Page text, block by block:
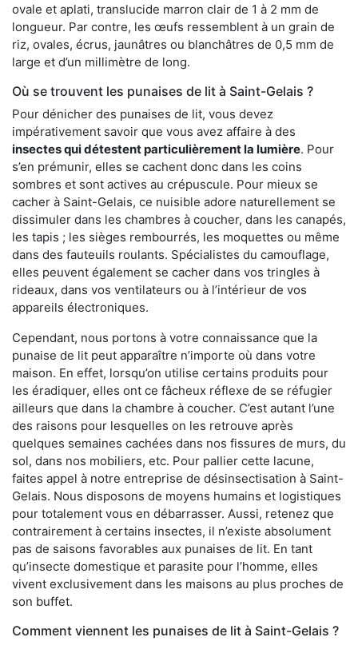
ovale et aplati, translucide marron clair de 1 à 2 mm de
longueur. Par contre, les œufs ressemblent à un grain de
riz, ovales, écrus, jaunâtres ou blanchâtres de 0,5 mm de
large et d’un millimètre de long.
Où se trouvent les punaises de lit à Saint-Gelais ?
Pour dénicher des punaises de lit, vous devez
impérativement savoir que vous avez affaire à des
insectes qui détestent particulièrement la lumière. Pour
s’en prémunir, elles se cachent donc dans les coins
sombres et sont actives au crépuscule. Pour mieux se
cacher à Saint-Gelais, ce nuisible adore naturellement se
dissimuler dans les chambres à coucher, dans les canapés,
les tapis ; les sièges rembourrés, les moquettes ou même
dans des fauteuils roulants. Spécialistes du camouflage,
elles peuvent également se cacher dans vos tringles à
rideaux, dans vos ventilateurs ou à l’intérieur de vos
appareils électroniques.
Cependant, nous portons à votre connaissance que la
punaise de lit peut apparaître n’importe où dans votre
maison. En effet, lorsqu’on utilise certains produits pour
les éradiquer, elles ont ce fâcheux réflexe de se réfugier
ailleurs que dans la chambre à coucher. C’est autant l’une
des raisons pour lesquelles on les retrouve après
quelques semaines cachées dans nos fissures de murs, du
sol, dans nos mobiliers, etc. Pour pallier cette lacune,
faites appel à notre entreprise de désinsectisation à Saint-
Gelais. Nous disposons de moyens humains et logistiques
pour totalement vous en débarrasser. Aussi, retenez que
contrairement à certains insectes, il n’existe absolument
pas de saisons favorables aux punaises de lit. En tant
qu’insecte domestique et parasite pour l’homme, elles
vivent exclusivement dans les maisons au plus proches de
son buffet.
Comment viennent les punaises de lit à Saint-Gelais ?